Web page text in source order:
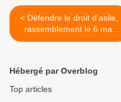
< Défendre le droit d'asile,
rassemblement le 6 mai
place de la liberté à Brest à
procédures Dublin III
Hébergé par Overblog
Top articles